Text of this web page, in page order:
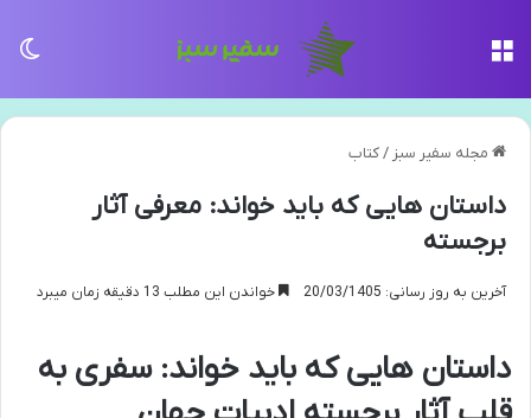
مجله سفیر سبز /کتاب
داستان هایی که باید خواند: معرفی آثار
برجسته
آخرین به روز رسانی: 20/03/1405 خواندن این مطلب 13 دقیقه زمان میبرد
داستان هایی که باید خواند: سفری به